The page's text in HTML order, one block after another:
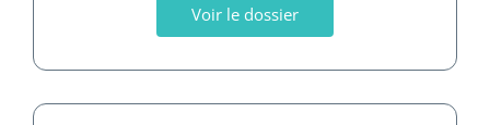
Voir le dossier